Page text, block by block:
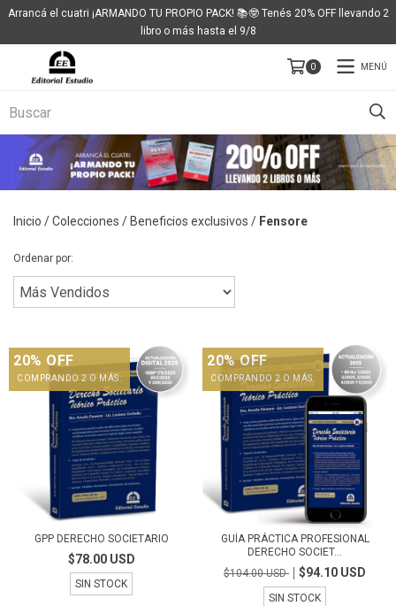
Arrancá el cuatri ¡ARMANDO TU PROPIO PACK! 📚🤓 Tenés 20% OFF llevando 2
libro o más hasta el 9/8
0 MENÚ
Inicio /Colecciones / Beneficios exclusivos / Fensore
Ordenar por:
20% OFF
COMPRANDO 2 O MÁS.
GPP DERECHO SOCIETARIO
$78.00 USD
SIN STOCK
20% OFF
COMPRANDO 2 O MÁS.
GUÍA PRÁCTICA PROFESIONAL
DERECHO SOCIET...
$104.00 USD
$94.10 USD
SIN STOCK